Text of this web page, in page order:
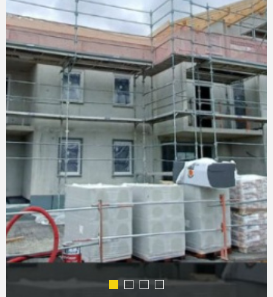
ESTIMER
VENDRE